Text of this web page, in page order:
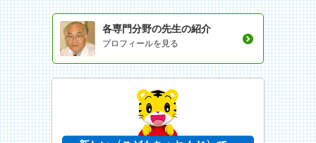
各専門分野の先生の紹介
プロフィールを見る